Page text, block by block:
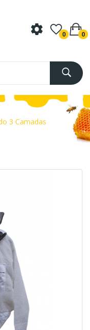
0 0
3 Camadas